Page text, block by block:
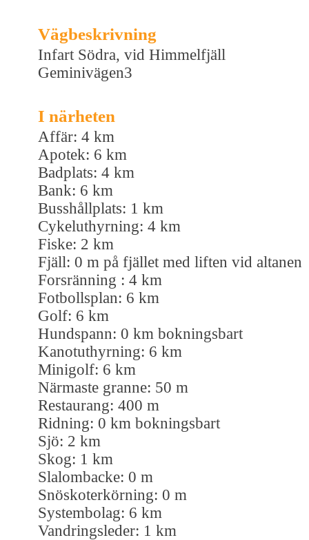
Vägbeskrivning
Infart Södra, vid Himmelfjäll
Geminivägen3
I närheten
Affär: 4 km
Apotek: 6 km
Badplats: 4 km
Bank: 6 km
Busshållplats: 1 km
Cykeluthyrning: 4 km
Fiske: 2 km
Fjäll: 0 m på fjället med liften vid altanen
Forsränning : 4 km
Fotbollsplan: 6 km
Golf: 6 km
Hundspann: 0 km bokningsbart
Kanotuthyrning: 6 km
Minigolf: 6 km
Närmaste granne: 50 m
Restaurang: 400 m
Ridning: 0 km bokningsbart
Sjö: 2 km
Skog: 1 km
Slalombacke: 0 m
Snöskoterkörning: 0 m
Systembolag: 6 km
Vandringsleder: 1 km